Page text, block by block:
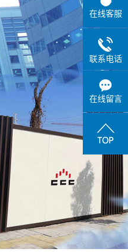
在线客服
联系电话
在线留言